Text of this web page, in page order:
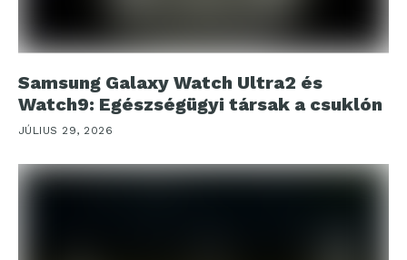
Samsung Galaxy Watch Ultra2 és
Watch9: Egészségügyi társak a csuklón
JÚLIUS 29, 2026